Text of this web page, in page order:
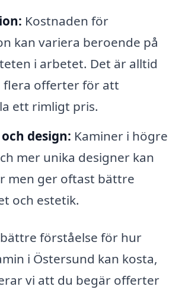
Kostnaden för
kan variera beroende på
i arbetet. Det är alltid
flera offerter för att
ett rimligt pris.
design: Kaminer i högre
mer unika designer kan
men ger oftast bättre
och estetik.
förståelse för hur
i Östersund kan kosta,
vi att du begär offerter